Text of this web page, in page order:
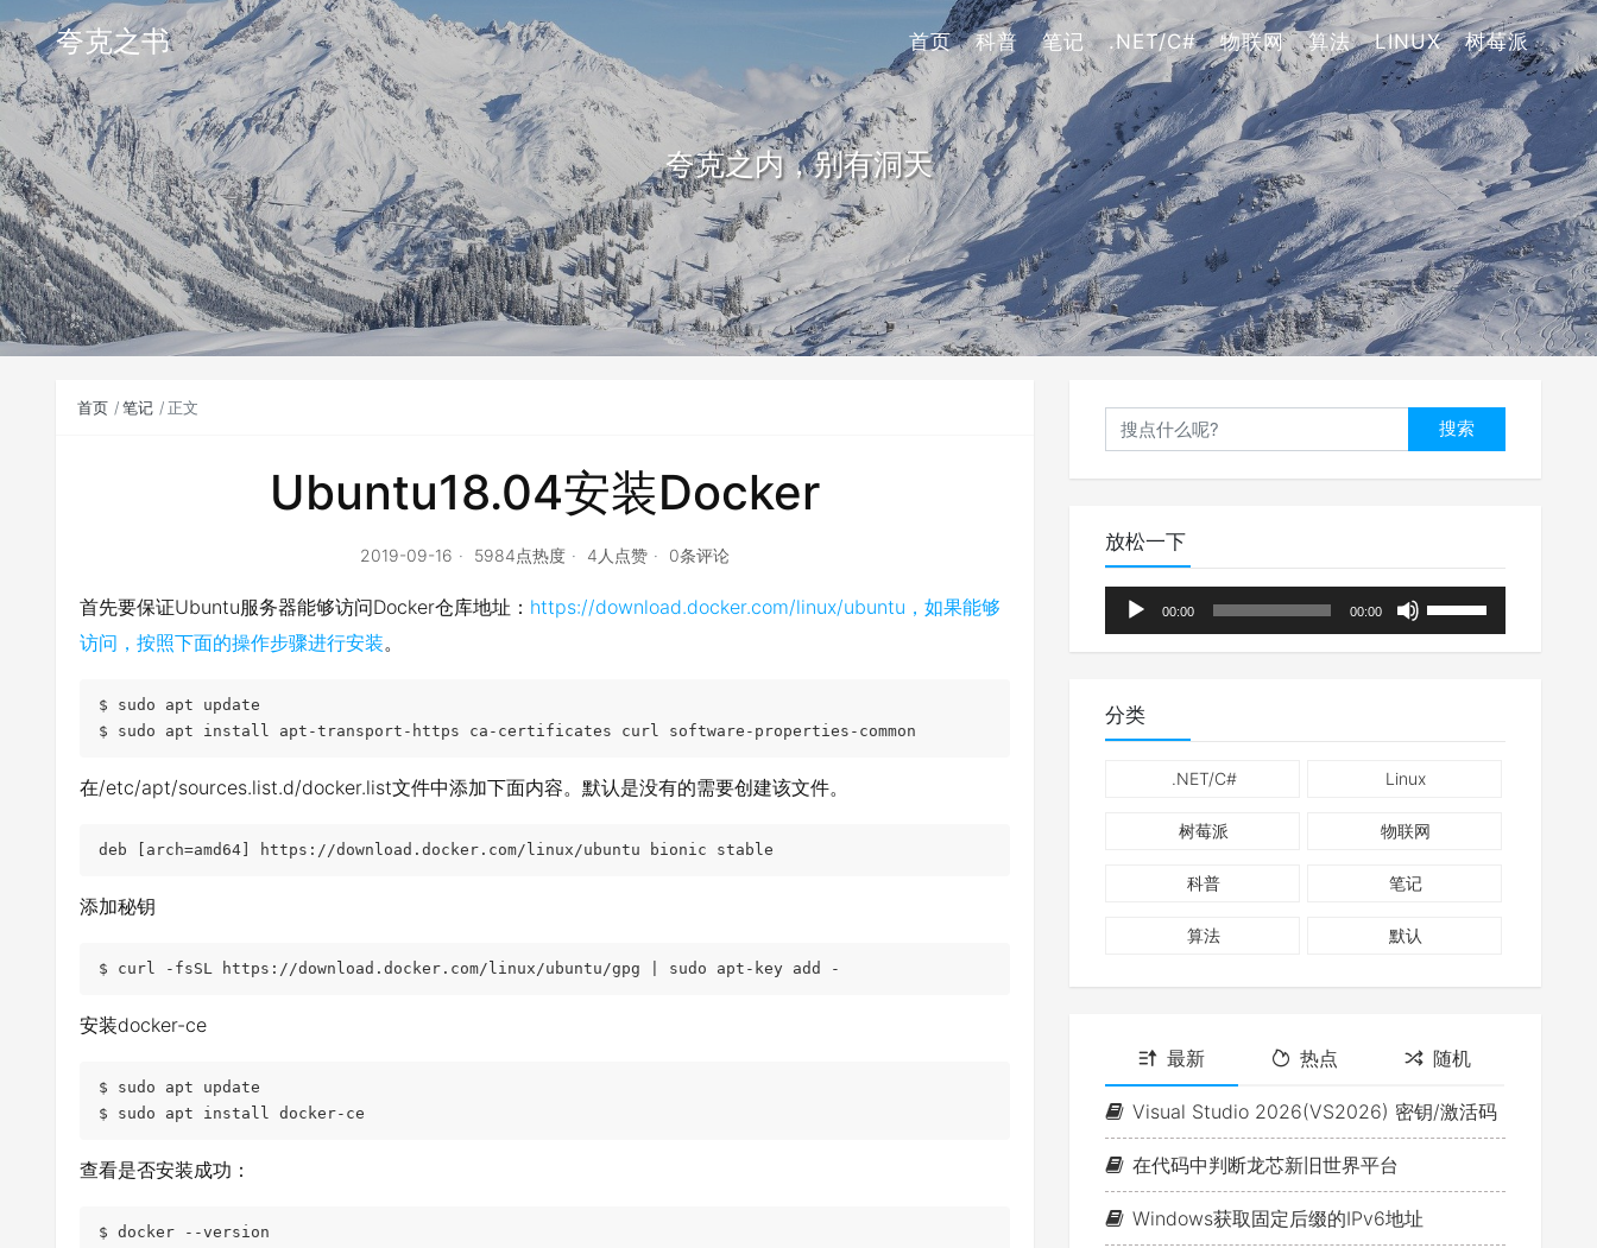
夸克之书 首页 科普 笔记 .NET/C# 物联网 算法 LINUX 树莓派
夸克之内，别有洞天
首页 笔记 正文
Ubuntu18.04安装Docker
2019-09-16 5984点热度 4人点赞 0条评论
首先要保证Ubuntu服务器能够访问Docker仓库地址： https://download.docker.com/linux/ubuntu，如果能够
访问，按照下面的操作步骤进行安装。
$ sudo apt update
$ sudo apt install apt-transport-https ca-certificates curl software-properties-common
在/etc/apt/sources.list.d/docker.list文件中添加下面内容。默认是没有的需要创建该文件。
deb [arch=amd64] https://download.docker.com/linux/ubuntu bionic stable
添加秘钥
$ curl -fsSL https://download.docker.com/linux/ubuntu/gpg | sudo apt-key add -
安装docker-ce
$ sudo apt update
$ sudo apt install docker-ce
查看是否安装成功：
$ docker --version
搜索
放松一下
频
放
器
00:00 00:00
使
用
键
音
量。
分类
.NET/C# Linux
树莓派 物联网
科普 笔记
算法 默认
最新 热点 随机
Visual Studio 2026(VS2026) 密钥/激活码
在代码中判断龙芯新旧世界平台
Windows获取固定后缀的IPv6地址